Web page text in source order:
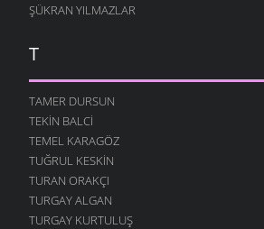
HIÇ
ÇIKACAKTIK YA
DUY SESIMI KARADENIZ
17 TEMMUZ 2007
ALDANMA SAKIN
6 TEMMUZ 2007
KAPTIRDIM SENI
4 TEMMUZ 2007
ŞÜKRAN YILMAZLAR
T
TAMER DURSUN
TEKIN BALCI
TEMEL KARAGÖZ
TUĞRUL KESKIN
TURAN ORAKÇI
TURGAY ALGAN
TURGAY KURTULUŞ